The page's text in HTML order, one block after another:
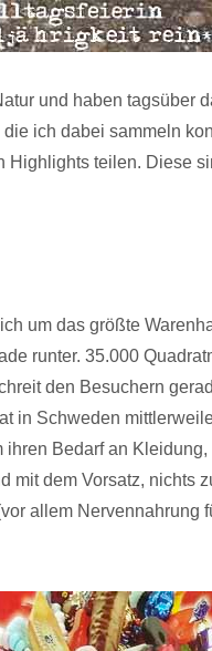
und haben tagsüber
ich dabei sammeln
Highlights teilen. Diese
um das größte
runter. 35.000
den Besuchern
in Schweden
ihren Bedarf an
mit dem Vorsatz, nichts
allem Nervennahrung